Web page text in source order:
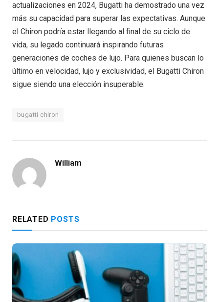
actualizaciones en 2024, Bugatti ha demostrado una vez
más su capacidad para superar las expectativas. Aunque
el Chiron podría estar llegando al final de su ciclo de
vida, su legado continuará inspirando futuras
generaciones de coches de lujo. Para quienes buscan lo
último en velocidad, lujo y exclusividad, el Bugatti Chiron
sigue siendo una elección insuperable.
bugatti chiron
William
RELATED POSTS